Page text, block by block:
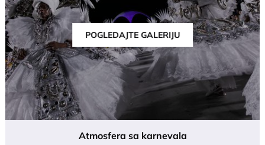
POGLEDAJTE GALERIJU
Atmosfera sa karnevala